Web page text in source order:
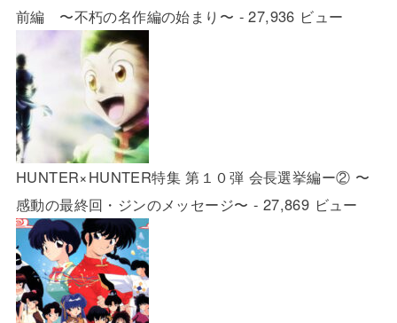
前編 〜不朽の名作編の始まり〜 - 27,936 ビュー
HUNTER×HUNTER特集 第１０弾 会長選挙編ー② 〜
感動の最終回・ジンのメッセージ〜 - 27,869 ビュー